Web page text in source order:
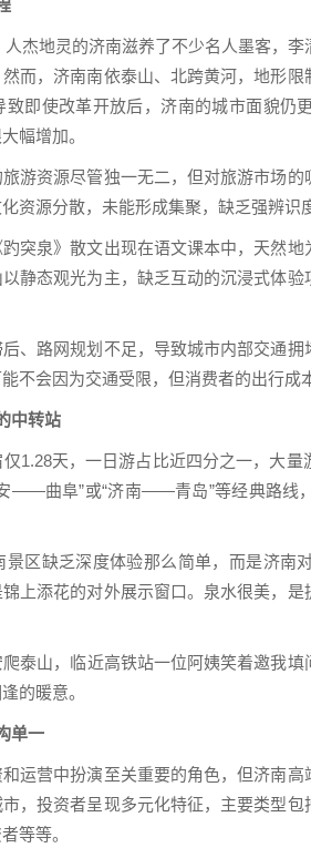
杰地灵的济南滋养了不少名人墨客，
而，济南南依泰山、北跨黄河，地形
致即使改革开放后，济南的城市面貌仍
幅增加。
游资源尽管独一无二，但对旅游市场
资源分散，未能形成集聚，缺乏强辨识
突泉》散文出现在语文课本中，天然
静态观光为主，缺乏互动的沉浸式体
、路网规划不足，导致城市内部交通
不会因为交通受限，但消费者的出行成
中转站
1.28天，一日游占比近四分之一，大
曲阜”或“济南——青岛”等经典路线
区缺乏深度体验那么简单，而是济南
上添花的对外展示窗口。泉水很美，
泰山，临近高铁站一位阿姨笑着邀我
的暖意。
单一
运营中扮演至关重要的角色，但济南
，投资者呈现多元化特征，主要类型
等等。